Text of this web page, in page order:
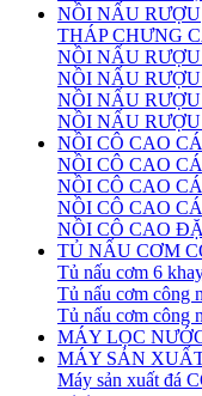
NỒI NẤU RƯỢU
THÁP CHƯNG
NỒI NẤU
NỒI NẤU
NỒI NẤU
NỒI NẤU
NỒI CÔ CAO
NỒI CÔ CAO
NỒI CÔ CAO
NỒI CÔ CAO
NỒI CÔ CAO
TỦ NẤU CƠM
Tủ nấu cơm 6
Tủ nấu cơm công
Tủ nấu cơm công
MÁY LỌC
MÁY SẢN
Máy sản xuất đá